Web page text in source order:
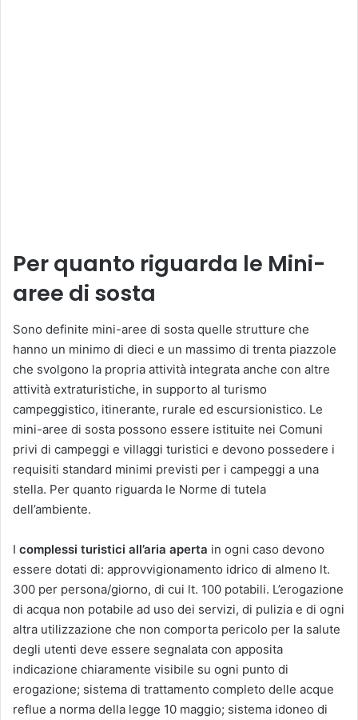
Per quanto riguarda le Mini-
aree di sosta
Sono definite mini-aree di sosta quelle strutture che
hanno un minimo di dieci e un massimo di trenta piazzole
che svolgono la propria attività integrata anche con altre
attività extraturistiche, in supporto al turismo
campeggistico, itinerante, rurale ed escursionistico. Le
mini-aree di sosta possono essere istituite nei Comuni
privi di campeggi e villaggi turistici e devono possedere i
requisiti standard minimi previsti per i campeggi a una
stella. Per quanto riguarda le Norme di tutela
dell’ambiente.
I complessi turistici all’aria aperta in ogni caso devono
essere dotati di: approvvigionamento idrico di almeno lt.
300 per persona/giorno, di cui lt. 100 potabili. L’erogazione
di acqua non potabile ad uso dei servizi, di pulizia e di ogni
altra utilizzazione che non comporta pericolo per la salute
degli utenti deve essere segnalata con apposita
indicazione chiaramente visibile su ogni punto di
erogazione; sistema di trattamento completo delle acque
reflue a norma della legge 10 maggio; sistema idoneo di